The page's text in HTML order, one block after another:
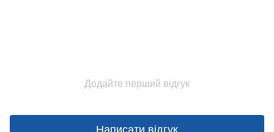
Додайте перший відгук
Написати відгук